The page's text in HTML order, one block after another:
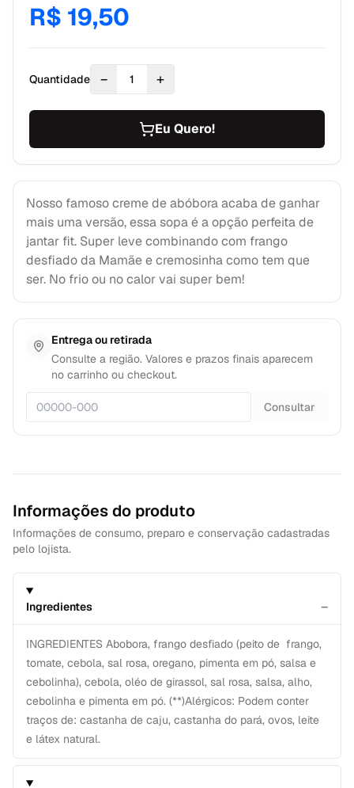
R$ 19,50
Quantidade − 1 +
Eu Quero!
Nosso famoso creme de abóbora acaba de ganhar
mais uma versão, essa sopa é a opção perfeita de
jantar fit. Super leve combinando com frango
desfiado da Mamãe e cremosinha como tem que
ser. No frio ou no calor vai super bem!
Entrega ou retirada
Consulte a região. Valores e prazos finais aparecem
no carrinho ou checkout.
Consultar
Informações do produto
Informações de consumo, preparo e conservação cadastradas
pelo lojista.
Ingredientes −
INGREDIENTES Abobora, frango desfiado (peito de frango,
tomate, cebola, sal rosa, oregano, pimenta em pó, salsa e
cebolinha), cebola, oléo de girassol, sal rosa, salsa, alho,
cebolinha e pimenta em pó. (**)Alérgicos: Podem conter
traços de: castanha de caju, castanha do pará, ovos, leite
e látex natural.